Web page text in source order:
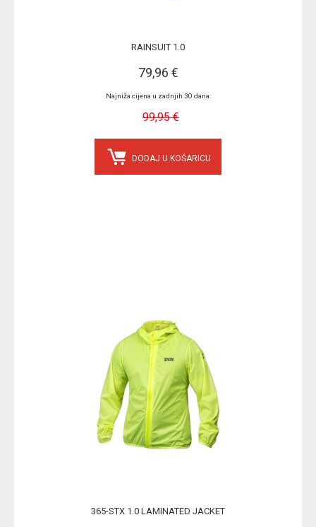
RAINSUIT 1.0
79,96 €
Najniža cijena u zadnjih 30 dana:
99,95 €
DODAJ U KOŠARICU
365-STX 1.0 LAMINATED JACKET